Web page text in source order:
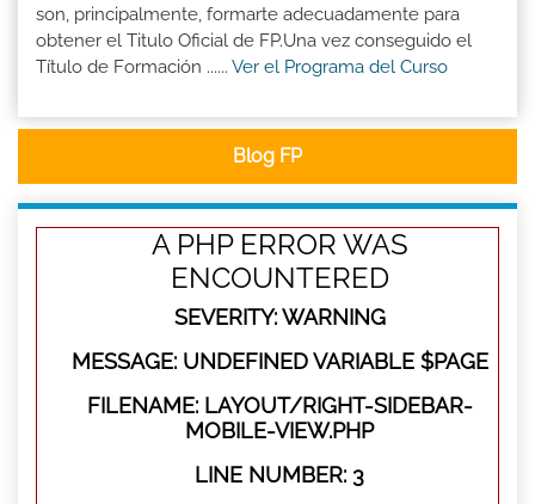
son, principalmente, formarte adecuadamente para
obtener el Titulo Oficial de FP.Una vez conseguido el
Título de Formación ...... Ver el Programa del Curso
Blog FP
A PHP ERROR WAS
ENCOUNTERED
SEVERITY: WARNING
MESSAGE: UNDEFINED VARIABLE $PAGE
FILENAME: LAYOUT/RIGHT-SIDEBAR-
MOBILE-VIEW.PHP
LINE NUMBER: 3